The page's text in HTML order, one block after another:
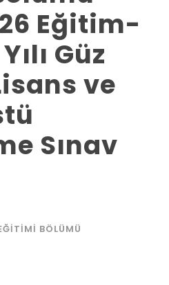
Eğitim-
Güz
ve
Sınav
BÖLÜMÜ